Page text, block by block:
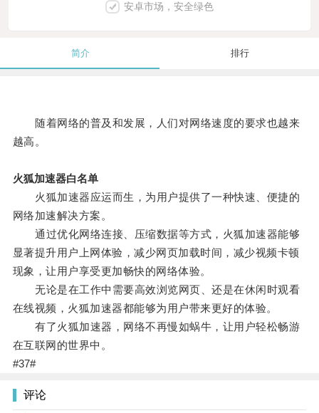
安卓市场，安全绿色
简介 排行
随着网络的普及和发展，人们对网络速度的要求也越来
越高。
火狐加速器白名单
火狐加速器应运而生，为用户提供了一种快速、便捷的
网络加速解决方案。
通过优化网络连接、压缩数据等方式，火狐加速器能够
显著提升用户上网体验，减少网页加载时间，减少视频卡顿
现象，让用户享受更加畅快的网络体验。
无论是在工作中需要高效浏览网页、还是在休闲时观看
在线视频，火狐加速器都能够为用户带来更好的体验。
有了火狐加速器，网络不再慢如蜗牛，让用户轻松畅游
在互联网的世界中。
#37#
评论